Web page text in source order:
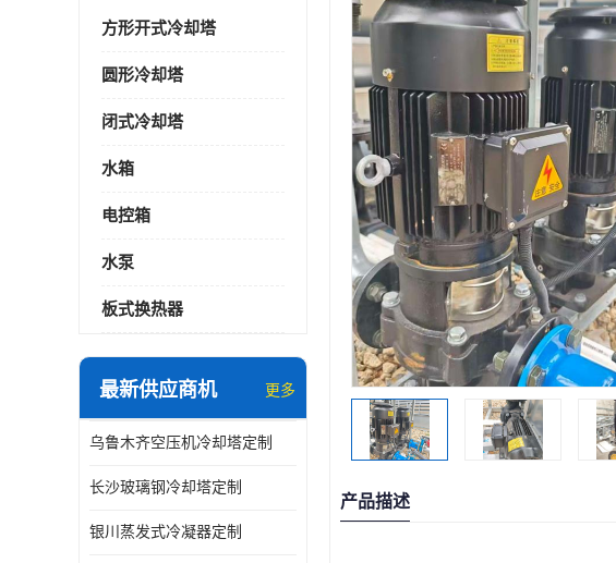
方形开式冷却塔
圆形冷却塔
闭式冷却塔
水箱
电控箱
水泵
板式换热器
最新供应商机 更多
乌鲁木齐空压机冷却塔定制
长沙玻璃钢冷却塔定制
银川蒸发式冷凝器定制
产品描述